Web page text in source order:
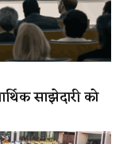
साझेदारी को